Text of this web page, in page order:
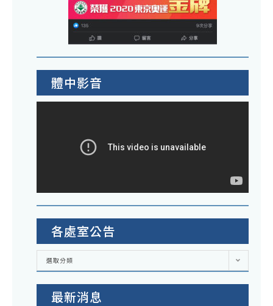
體中影音
各處室公告
各
室
選取分類
最新消息